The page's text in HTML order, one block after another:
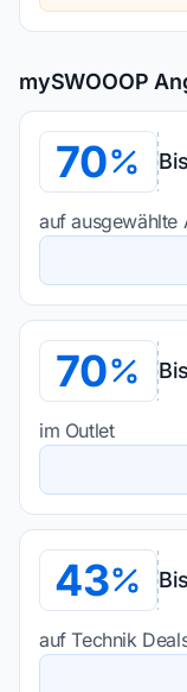
mySWOOOP
70
auf ausgewählte
70
im Outlet
43
auf Technik